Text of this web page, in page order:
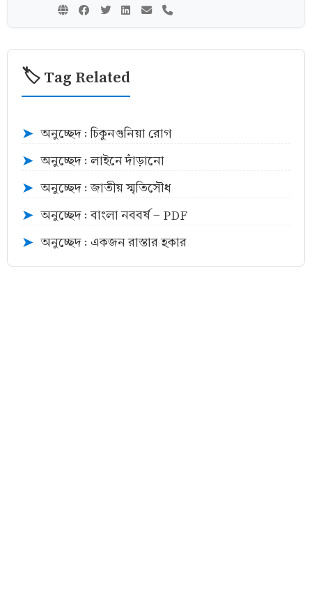
🏷️ Tag Related
➤ অনুচ্ছেদ : চিকুনগুনিয়া রোগ
➤ অনুচ্ছেদ : লাইনে দাঁড়ানো
➤ অনুচ্ছেদ : জাতীয় স্মৃতিসৌধ
➤ অনুচ্ছেদ : বাংলা নববর্ষ - PDF
➤ অনুচ্ছেদ : একজন রাস্তার হকার